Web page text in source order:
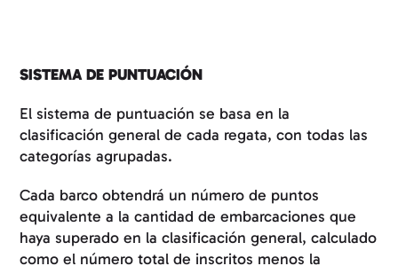
SISTEMA DE PUNTUACIÓN
El sistema de puntuación se basa en la
clasificación general de cada regata, con todas las
categorías agrupadas.
Cada barco obtendrá un número de puntos
equivalente a la cantidad de embarcaciones que
haya superado en la clasificación general, calculado
como el número total de inscritos menos la